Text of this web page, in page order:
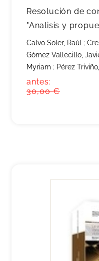
Resolución de
"Analisis y
Calvo Soler, Raúl ;
Gómez Vallecillo,
Myriam ; Pérez
antes:
30,00 €